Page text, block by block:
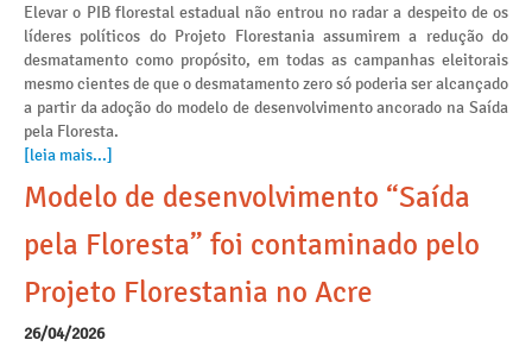
Elevar o PIB florestal estadual não entrou no radar a despeito de os
líderes políticos do Projeto Florestania assumirem a redução do
desmatamento como propósito, em todas as campanhas eleitorais
mesmo cientes de que o desmatamento zero só poderia ser alcançado
a partir da adoção do modelo de desenvolvimento ancorado na Saída
pela Floresta.
[leia mais...]
Modelo de desenvolvimento “Saída
pela Floresta” foi contaminado pelo
Projeto Florestania no Acre
26/04/2026